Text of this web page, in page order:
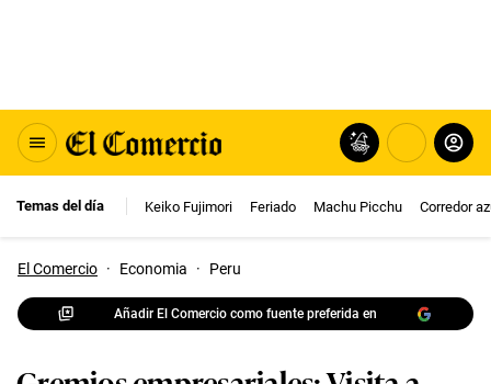
Temas del día Keiko Fujimori Feriado Machu Picchu Corredor
El Comercio · Economia · Peru
Añadir El Comercio como fuente preferida en